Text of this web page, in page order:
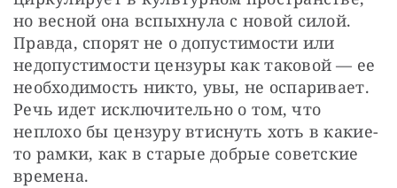
но весной она вспыхнула с новой силой.
Правда, спорят не о допустимости или
недопустимости цензуры как таковой — ее
необходимость никто, увы, не оспаривает.
Речь идет исключительно о том, что
неплохо бы цензуру втиснуть хоть в какие-
то рамки, как в старые добрые советские
времена.